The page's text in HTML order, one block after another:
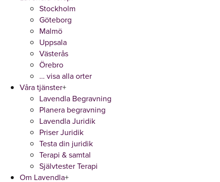
Stockholm
Göteborg
Malmö
Uppsala
Västerås
Örebro
… visa alla orter
Våra tjänster+
Lavendla Begravning
Planera begravning
Lavendla Juridik
Priser Juridik
Testa din juridik
Terapi & samtal
Självtester Terapi
Om Lavendla+